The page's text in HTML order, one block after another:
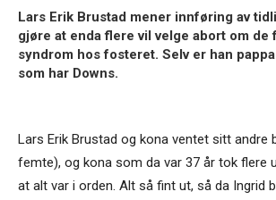
Lars Erik Brustad mener innføring av
gjøre at enda flere vil velge abort om de
syndrom hos fosteret. Selv er han
som har Downs.
Lars Erik Brustad og kona ventet sitt andre
femte), og kona som da var 37 år tok flere
at alt var i orden. Alt så fint ut, så da Ingrid